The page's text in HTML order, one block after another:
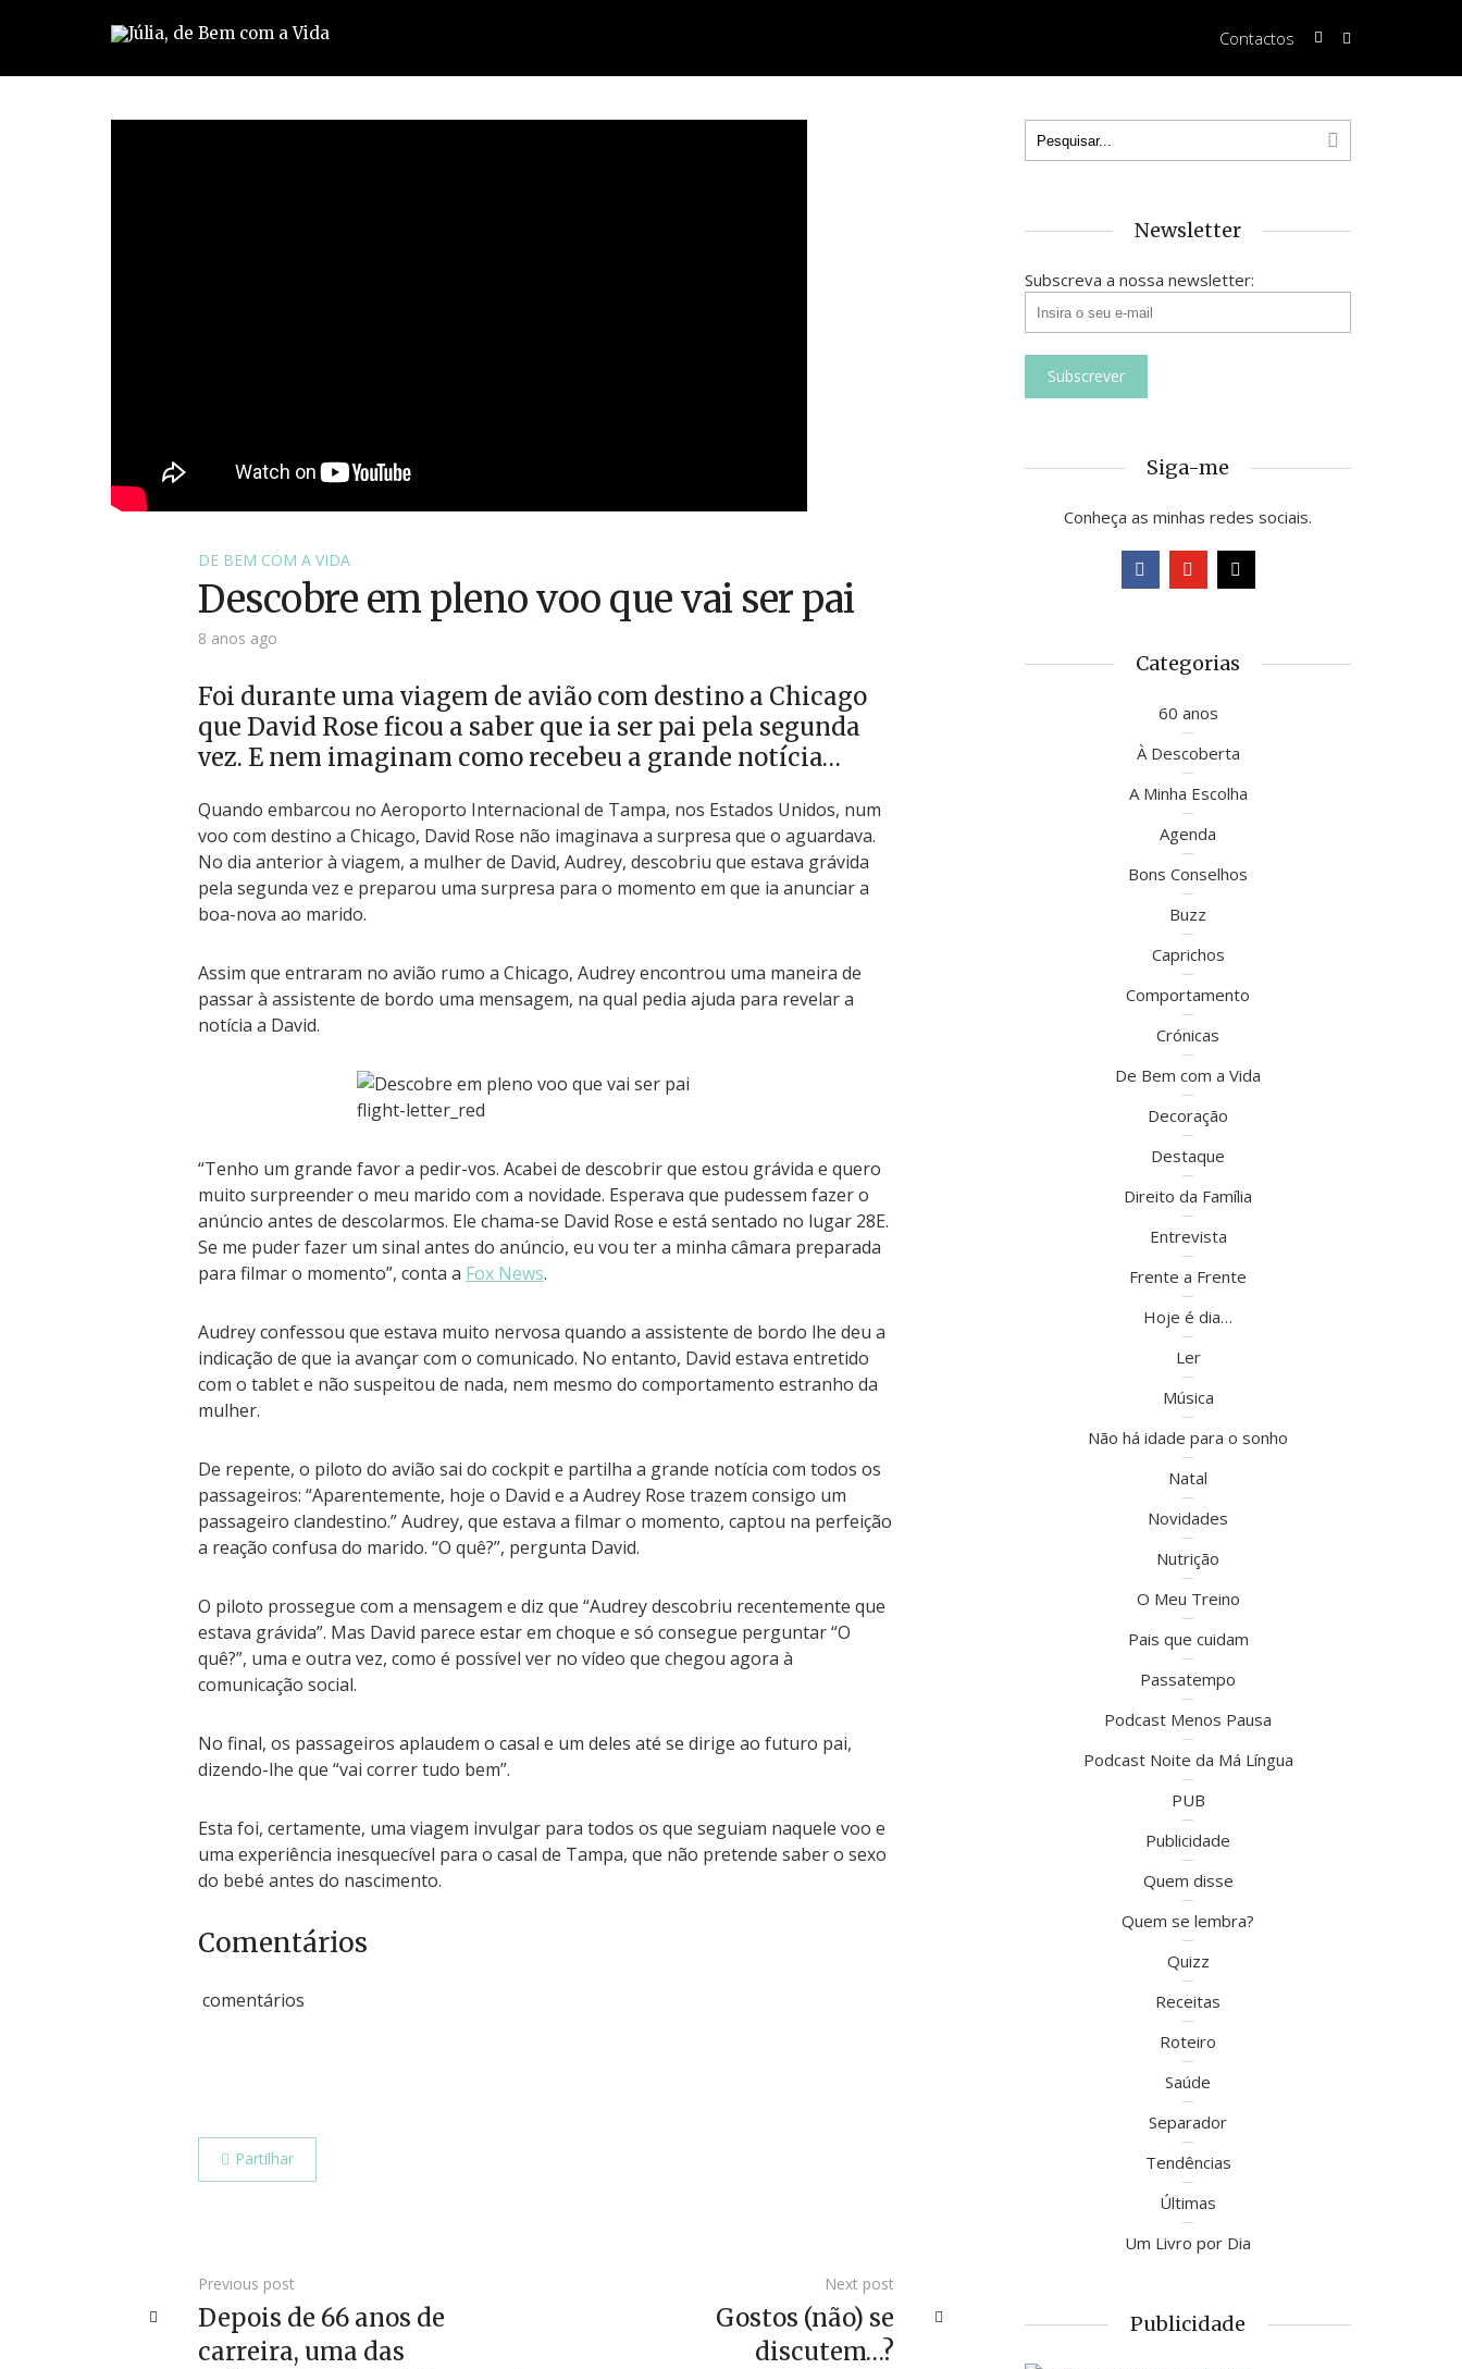
Contactos
DE BEM COM A VIDA
Descobre em pleno voo que vai ser pai
8 anos ago
Foi durante uma viagem de avião com destino a Chicago
que David Rose ficou a saber que ia ser pai pela segunda
vez. E nem imaginam como recebeu a grande notícia…
Quando embarcou no Aeroporto Internacional de Tampa, nos Estados Unidos, num
voo com destino a Chicago, David Rose não imaginava a surpresa que o aguardava.
No dia anterior à viagem, a mulher de David, Audrey, descobriu que estava grávida
pela segunda vez e preparou uma surpresa para o momento em que ia anunciar a
boa-nova ao marido.
Assim que entraram no avião rumo a Chicago, Audrey encontrou uma maneira de
passar à assistente de bordo uma mensagem, na qual pedia ajuda para revelar a
notícia a David.
“Tenho um grande favor a pedir-vos. Acabei de descobrir que estou grávida e quero
muito surpreender o meu marido com a novidade. Esperava que pudessem fazer o
anúncio antes de descolarmos. Ele chama-se David Rose e está sentado no lugar 28E.
Se me puder fazer um sinal antes do anúncio, eu vou ter a minha câmara preparada
para filmar o momento”, conta a Fox News.
Audrey confessou que estava muito nervosa quando a assistente de bordo lhe deu a
indicação de que ia avançar com o comunicado. No entanto, David estava entretido
com o tablet e não suspeitou de nada, nem mesmo do comportamento estranho da
mulher.
De repente, o piloto do avião sai do cockpit e partilha a grande notícia com todos os
passageiros: “Aparentemente, hoje o David e a Audrey Rose trazem consigo um
passageiro clandestino.” Audrey, que estava a filmar o momento, captou na perfeição
a reação confusa do marido. “O quê?”, pergunta David.
O piloto prossegue com a mensagem e diz que “Audrey descobriu recentemente que
estava grávida”. Mas David parece estar em choque e só consegue perguntar “O
quê?”, uma e outra vez, como é possível ver no vídeo que chegou agora à
comunicação social.
No final, os passageiros aplaudem o casal e um deles até se dirige ao futuro pai,
dizendo-lhe que “vai correr tudo bem”.
Esta foi, certamente, uma viagem invulgar para todos os que seguiam naquele voo e
uma experiência inesquecível para o casal de Tampa, que não pretende saber o sexo
do bebé antes do nascimento.
Comentários
comentários
Partilhar
Previous post
Depois de 66 anos de
carreira, uma das
Next post
Gostos (não) se
discutem…?
Newsletter
Subscreva a nossa newsletter:
Siga-me
Conheça as minhas redes sociais.
Categorias
60 anos
À Descoberta
A Minha Escolha
Agenda
Bons Conselhos
Buzz
Caprichos
Comportamento
Crónicas
De Bem com a Vida
Decoração
Destaque
Direito da Família
Entrevista
Frente a Frente
Hoje é dia…
Ler
Música
Não há idade para o sonho
Natal
Novidades
Nutrição
O Meu Treino
Pais que cuidam
Passatempo
Podcast Menos Pausa
Podcast Noite da Má Língua
PUB
Publicidade
Quem disse
Quem se lembra?
Quizz
Receitas
Roteiro
Saúde
Separador
Tendências
Últimas
Um Livro por Dia
Publicidade